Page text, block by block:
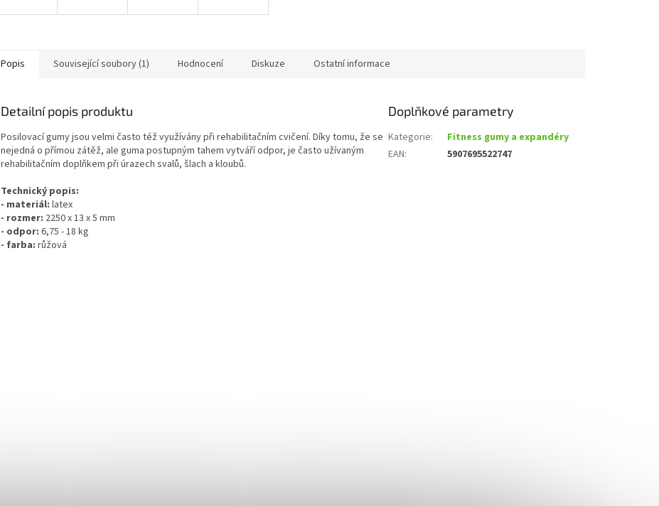
Popis Související soubory (1) Hodnocení Diskuze Ostatní informace
Detailní popis produktu
Posilovací gumy jsou velmi často též využívány při rehabilitačním cvičení. Díky tomu, že se
nejedná o přímou zátěž, ale guma postupným tahem vytváří odpor, je často užívaným
rehabilitačním doplňkem při úrazech svalů, šlach a kloubů.
Technický popis:
- materiál: latex
- rozmer: 2250 x 13 x 5 mm
- odpor: 6,75 - 18 kg
- farba: růžová
Doplňkové parametry
Kategorie:
Fitness gumy a expandéry
EAN: 5907695522747